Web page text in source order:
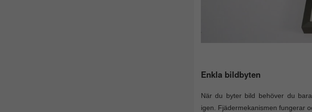
Enkla bildbyten
När du byter bild behöver du
igen. Fjädermekanismen fungerar